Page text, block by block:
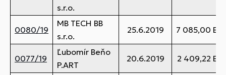
s.r.o.
0080/19
MB TECH BB
s.r.o.
25.6.2019 7 085,00
0077/19
Ľubomír Beňo
P.ART
20.6.2019 2 409,22